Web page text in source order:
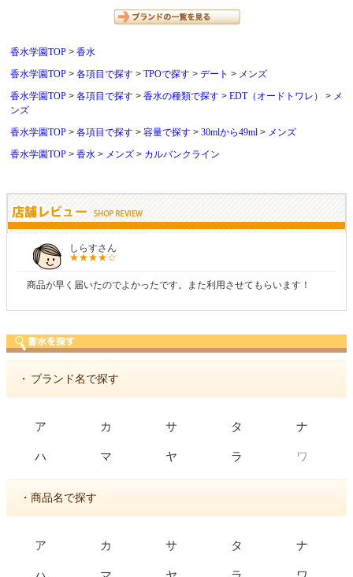
香水学園TOP
香水
香水学園TOP
各項目で探す TPOで探す デート
メンズ
香水学園TOP
各項目で探す 香水の種類で探す EDT（オードトワレ）
メ
ンズ
香水学園TOP
各項目で探す 容量で探す 30mlから49ml
メンズ
香水学園TOP
香水 メンズ カルバンクライン
しらすさん
商品が早く届いたのでよかったです。また利用させてもらいます！
・ ブランド名で探す
ア カ サ タ ナ
ハ マ ヤ ラ ワ
・商品名で探す
ア カ サ タ ナ